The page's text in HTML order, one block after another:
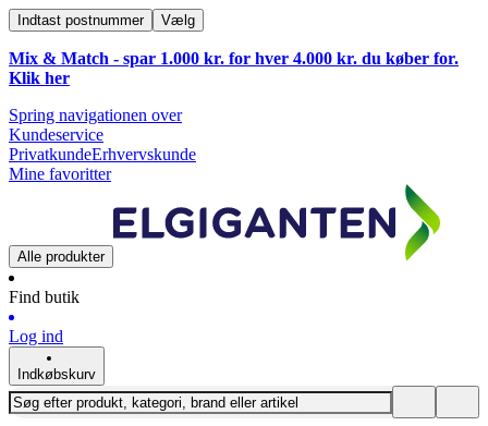
Indtast postnummer Vælg
Mix & Match - spar 1.000 kr. for hver 4.000 kr. du køber for.
Klik her
Spring navigationen over
Kundeservice
PrivatkundeErhvervskunde
Mine favoritter
Alle produkter
Find butik
Log ind
Indkøbskurv